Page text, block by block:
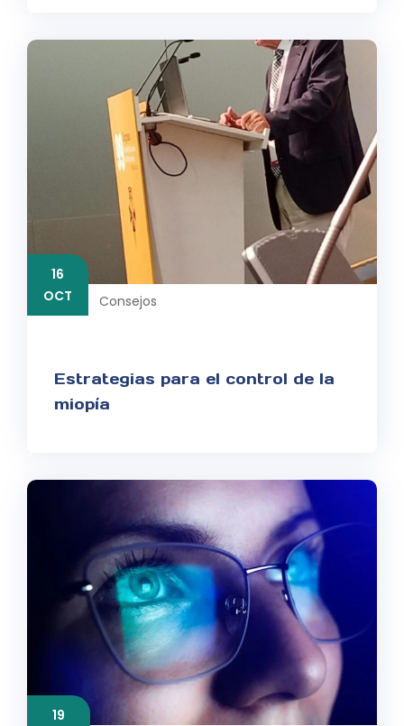
16
OCT
Consejos
Estrategias para el control de la
miopía
19